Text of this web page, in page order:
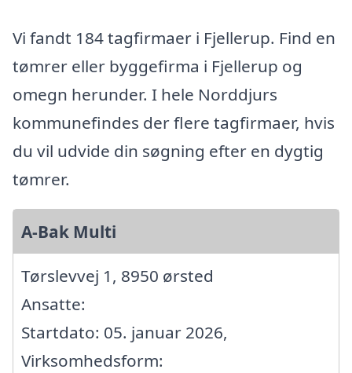
Vi fandt 184 tagfirmaer i Fjellerup. Find en
tømrer eller byggefirma i Fjellerup og
omegn herunder. I hele Norddjurs
kommunefindes der flere tagfirmaer, hvis
du vil udvide din søgning efter en dygtig
tømrer.
A-Bak Multi
Tørslevvej 1, 8950 ørsted
Ansatte:
Startdato: 05. januar 2026,
Virksomhedsform: